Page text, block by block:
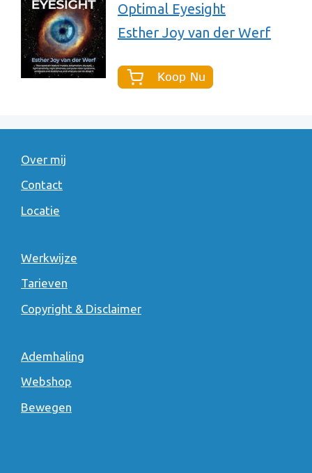
Optimal Eyesight
Esther Joy van der Werf
Over mij
Contact
Locatie
Werkwijze
Tarieven
Copyright & Disclaimer
Ademhaling
Webshop
Bewegen